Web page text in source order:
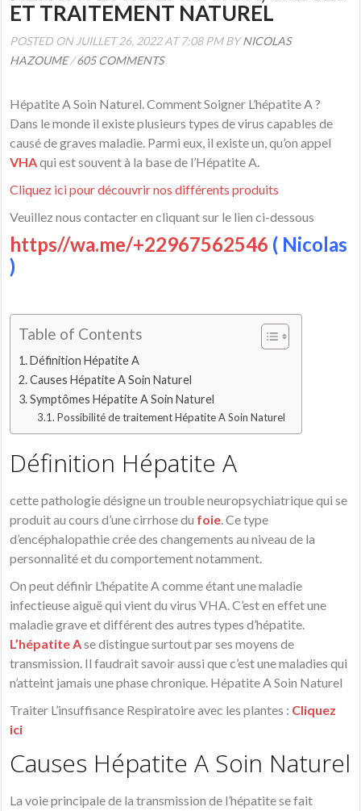
ET TRAITEMENT NATUREL
POSTED ON JUILLET 26, 2022 AT 7:08 PM BYNICOLAS
HAZOUME/605 COMMENTS
Hépatite A Soin Naturel. Comment Soigner L’hépatite A ?
Dans le monde il existe plusieurs types de virus capables de
causé de graves maladie. Parmi eux, il existe un, qu’on appel
VHAqui est souvent à la base de l’Hépatite A.
Cliquez ici pour découvrir nos différents produits
Veuillez nous contacter en cliquant sur le lien ci-dessous
https//wa.me/+22967562546 ( Nicolas
)
Table of Contents
Définition Hépatite A
Causes Hépatite A Soin Naturel
Symptômes Hépatite A Soin Naturel
Possibilité de traitement Hépatite A Soin Naturel
Définition Hépatite A
cette pathologie désigne un trouble neuropsychiatrique qui se
produit au cours d’une cirrhose du foie. Ce type
d’encéphalopathie crée des changements au niveau de la
personnalité et du comportement notamment.
On peut définir L’hépatite A comme étant une maladie
infectieuse aiguë qui vient du virus VHA. C’est en effet une
maladie grave et différent des autres types d’hépatite.
L’hépatite Ase distingue surtout par ses moyens de
transmission. Il faudrait savoir aussi que c’est une maladies qui
n’atteint jamais une phase chronique. Hépatite A Soin Naturel
Traiter L’insuffisance Respiratoire avec les plantes : Cliquez
ici
Causes Hépatite A Soin Naturel
La voie principale de la transmission de l’hépatite se fait